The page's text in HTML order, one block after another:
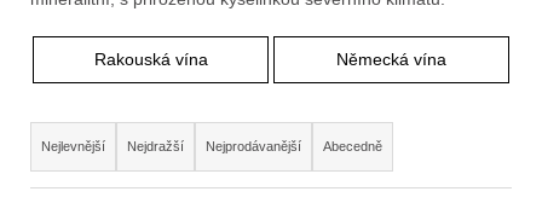
Rakouská vína Německá vína
Ř
a
Nejlevnější Nejdražší Nejprodávanější Abecedně
u
j
e
t